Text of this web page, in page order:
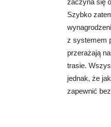
zaczyna się
Szybko
z systemem
przerażają
trasie.
jednak, że
zapewnić